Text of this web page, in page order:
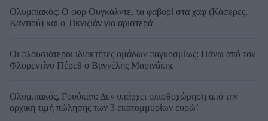
Ολυμπιακός: Ο φορ Ουγκάλντε, τα φαβορί στα χαφ (Κάσερες,
Καντιού) και ο Τικνιζιάν για αριστερά
Οι πλουσιότεροι ιδιοκτήτες ομάδων παγκοσμίως: Πάνω από τον
Φλορεντίνο Πέρεθ ο Βαγγέλης Μαρινάκης
Ολυμπιακός, Γουόκαπ: Δεν υπάρχει οπισθοχώρηση από την
αρχική τιμή πώλησης των 3 εκατομμυρίων ευρώ!